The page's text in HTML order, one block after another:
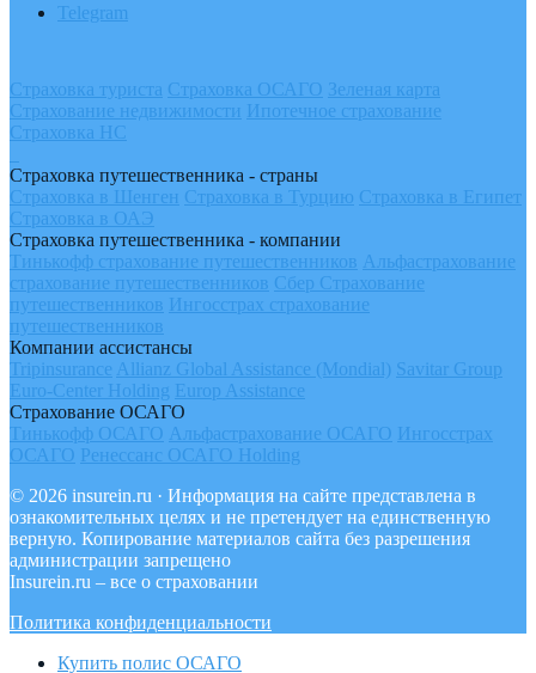
Telegram
Страховка туриста Страховка ОСАГО Зеленая карта
Страхование недвижимости Ипотечное страхование
Страховка НС
Страховка путешественника - страны
Страховка в Шенген Страховка в Турцию Страховка в Египет
Страховка в ОАЭ
Страховка путешественника - компании
Тинькофф страхование путешественников Альфастрахование
страхование путешественников Сбер Страхование
путешественников Ингосстрах страхование
путешественников
Компании ассистансы
Tripinsurance Allianz Global Assistance (Mondial) Savitar Group
Euro-Center Holding Europ Assistance
Страхование ОСАГО
Тинькофф ОСАГО Альфастрахование ОСАГО Ингосстрах
ОСАГО Ренессанс ОСАГО Holding
© 2026 insurein.ru · Информация на сайте представлена в
ознакомительных целях и не претендует на единственную
верную. Копирование материалов сайта без разрешения
администрации запрещено
Insurein.ru – все о страховании
Политика конфиденциальности
Купить полис ОСАГО